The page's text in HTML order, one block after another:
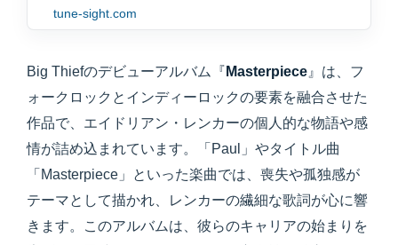
tune-sight.com
Big Thiefのデビューアルバム『 Masterpiece 』は、フ
ォークロックとインディーロックの要素を融合させた
作品で、エイドリアン・レンカーの個人的な物語や感
情が詰め込まれています。「Paul」やタイトル曲
「Masterpiece」といった楽曲では、喪失や孤独感が
テーマとして描かれ、レンカーの繊細な歌詞が心に響
きます。このアルバムは、彼らのキャリアの始まりを